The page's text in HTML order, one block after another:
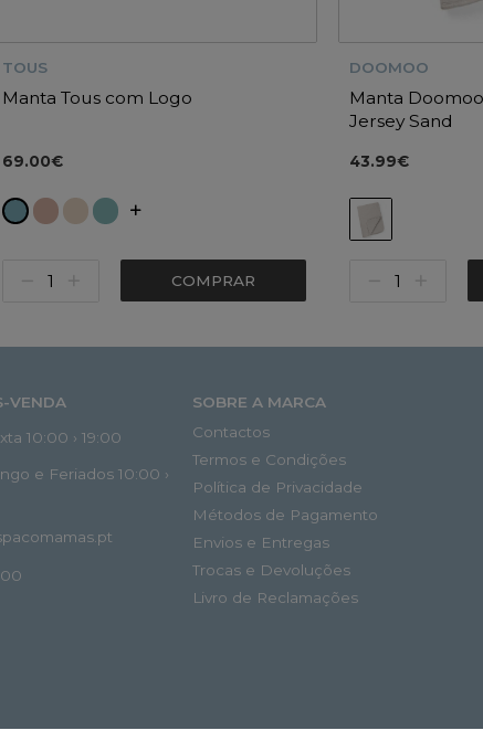
TOUS
Manta Tous com Logo
69.00€
COMPRAR
DOOMOO
Manta
Jersey Sand
43.99€
VENDA
10:00 › 19:00
e Feriados 10:00 ›
SOBRE A MARCA
Contactos
Termos e Condições
Política de Privacidade
Métodos de Pagamento
Envios e Entregas
Trocas e Devoluções
Livro de Reclamações